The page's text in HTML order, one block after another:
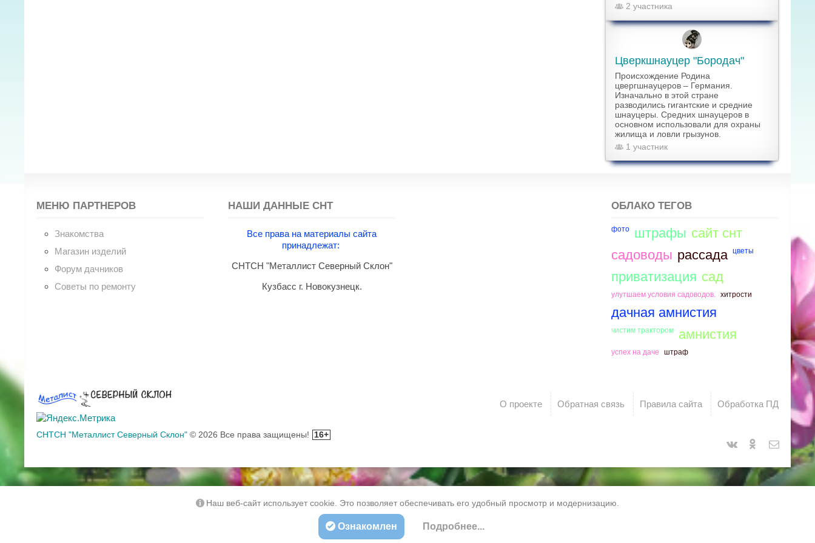
2 участника
Цверкшнауцер "Бородач"
Происхождение Родина
цвергшнауцеров – Германия.
Изначально в этой стране
разводились гигантские и средние
шнауцеры. Средних шнауцеров в
основном использовали для охраны
жилища и ловли грызунов.
1 участник
МЕНЮ ПАРТНЕРОВ
Знакомства
Магазин изделий
Форум дачников
Советы по ремонту
НАШИ ДАННЫЕ СНТ
Все права на материалы сайта
принадлежат:
СНТСН "Металлист Северный Склон"
Кузбасс г. Новокузнецк.
ОБЛАКО ТЕГОВ
фото штрафы сайт снт
садоводы рассада цветы
приватизация сад
улутшаем условия садоводов. хитрости
дачная амнистия
чистим трактором амнистия
успех на даче штраф
О проекте Обратная связь Правила сайта Обработка ПД
СНТСН "Металлист Северный Склон" © 2026 Все права защищены! 16+
Наш веб-сайт использует cookie. Это позволяет обеспечивать его удобный просмотр и модернизацию.
Ознакомлен Подробнее...